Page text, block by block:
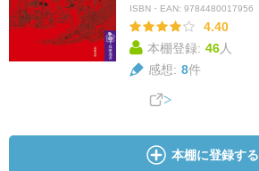
ISBN・EAN: 9784480017956
4.40
本棚登録: 46人
感想: 8件
本棚に登録する